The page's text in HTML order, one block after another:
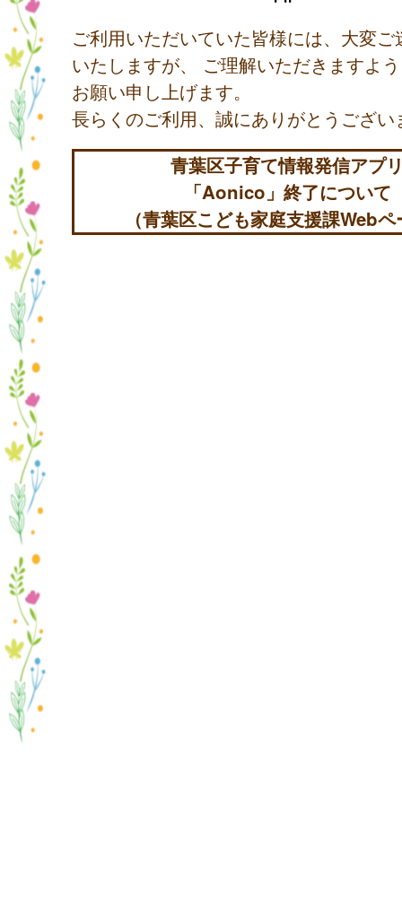
ご利用いただいていた皆様には、大変
いたしますが、 ご理解いただきますよ
お願い申し上げます。
長らくのご利用、誠にありがとうござい
青葉区子育て情報発信アプ
「Aonico」終了について
（青葉区こども家庭支援課Web